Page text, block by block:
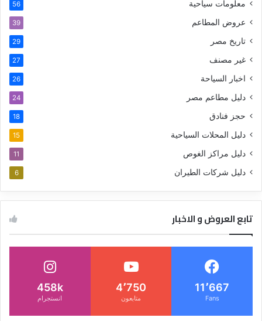
معلومات سياحية 56
عروض المطاعم 39
تاريخ مصر 29
غير مصنف 27
اخبار السياحة 26
دليل مطاعم مصر 24
حجز فنادق 18
دليل المحلات السياحية 15
دليل مراكز الغوص 11
دليل شركات الطيران 6
تابع العروض و الاخبار
11٬667
Fans
4٬750
متابعون
458k
انستجرام